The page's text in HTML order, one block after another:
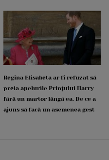
Regina Elisabeta ar fi refuzat să
preia apelurile Prințului Harry
fără un martor lângă ea. De ce a
ajuns să facă un asemenea gest